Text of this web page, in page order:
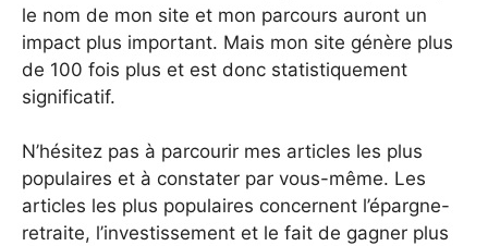
le nom de mon site et mon parcours auront un
impact plus important. Mais mon site génère plus
de 100 fois plus et est donc statistiquement
significatif.
N’hésitez pas à parcourir mes articles les plus
populaires et à constater par vous-même. Les
articles les plus populaires concernent l’épargne-
retraite, l’investissement et le fait de gagner plus